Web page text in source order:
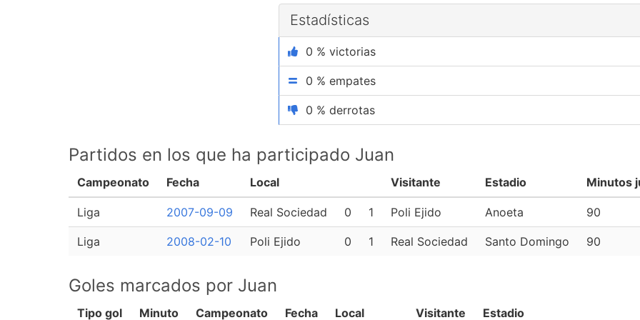
Estadísticas
0 % victorias
0 % empates
0 % derrotas
Partidos en los que ha participado Juan
Campeonato Fecha Local Visitante Estadio Minutos
Liga 2007-09-09 Real Sociedad 0 1 Poli Ejido Anoeta 90
Liga 2008-02-10 Poli Ejido 0 1 Real Sociedad Santo Domingo 90
Goles marcados por Juan
Tipo gol Minuto Campeonato Fecha Local Visitante Estadio